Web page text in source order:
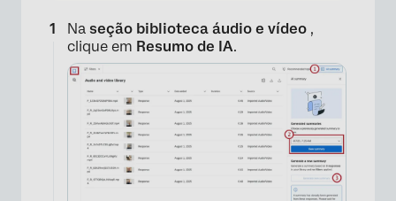
Na seção biblioteca áudio e vídeo ,
clique em Resumo de IA.